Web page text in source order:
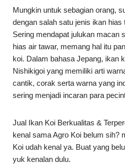
Mungkin untuk sebagian orang,
dengan salah satu jenis ikan hias
Sering mendapat julukan macan
hias air tawar, memang hal itu
koi. Dalam bahasa Jepang, ikan
Nishikigoi yang memiliki arti
cantik, corak serta warna yang
sering menjadi incaran para
Jual Ikan Koi Berkualitas &
kenal sama Agro Koi belum sih?
Koi udah kenal ya. Buat yang
yuk kenalan dulu.